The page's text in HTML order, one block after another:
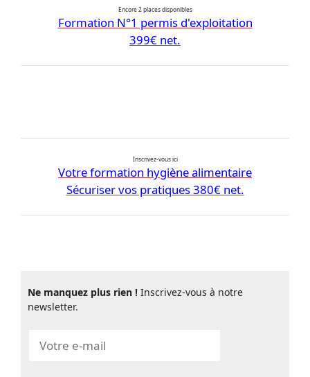
Encore 2 places disponibles
Formation N°1 permis d'exploitation
399€ net.
Inscrivez-vous ici
Votre formation hygiène alimentaire
Sécuriser vos pratiques 380€ net.
Ne manquez plus rien ! Inscrivez-vous à notre
newsletter.